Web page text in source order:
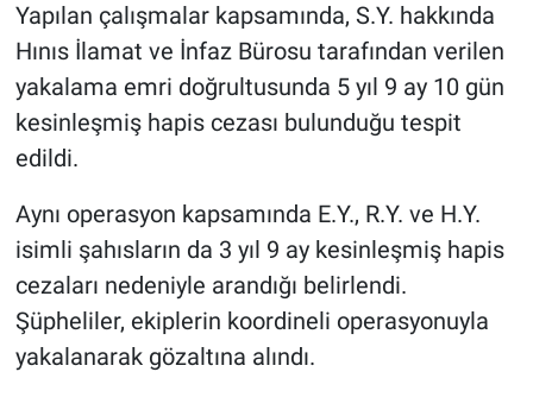
Yapılan çalışmalar kapsamında, S.Y. hakkında
Hınıs İlamat ve İnfaz Bürosu tarafından verilen
yakalama emri doğrultusunda 5 yıl 9 ay 10 gün
kesinleşmiş hapis cezası bulunduğu tespit
edildi.
Aynı operasyon kapsamında E.Y., R.Y. ve H.Y.
isimli şahısların da 3 yıl 9 ay kesinleşmiş hapis
cezaları nedeniyle arandığı belirlendi.
Şüpheliler, ekiplerin koordineli operasyonuyla
yakalanarak gözaltına alındı.